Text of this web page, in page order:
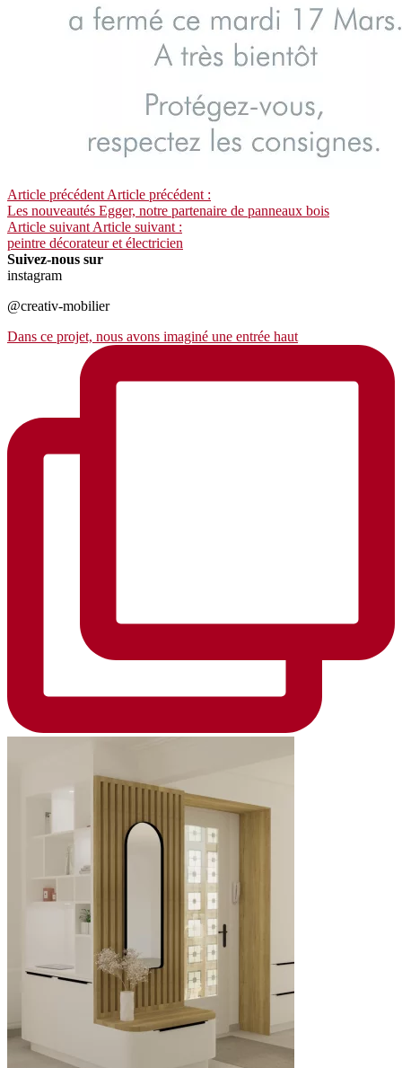
Article précédent Article précédent :
Les nouveautés Egger, notre partenaire de panneaux bois
Article suivant Article suivant :
peintre décorateur et électricien
Suivez-nous sur
instagram
@creativ-mobilier
Dans ce projet, nous avons imaginé une entrée haut